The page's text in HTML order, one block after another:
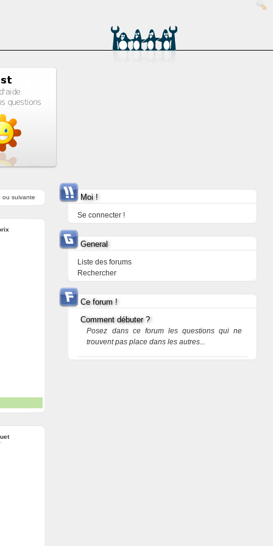
ou suivante Moi !
Se connecter !
General
Liste des forums
Rechercher
Ce forum !
Comment débuter ?
Posez dans ce forum les questions qui ne
trouvent pas place dans les autres...